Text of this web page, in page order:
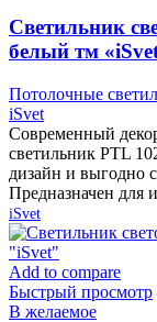
Cветильник
белый тм
Потолочные
iSvet
Современный
светильник PTL
дизайн и выгодно
Предназначен для
iSvet
Add to compare
Быстрый просмотр
В желаемое